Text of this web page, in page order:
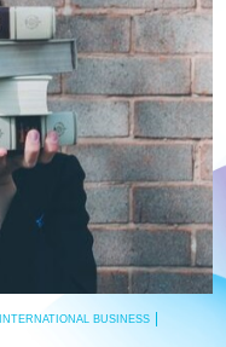
INTERNATIONAL BUSINESS